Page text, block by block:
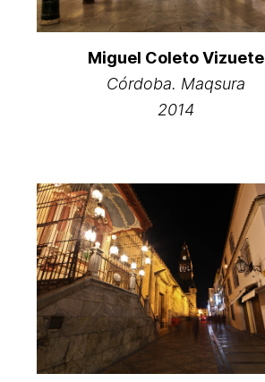
Miguel Coleto Vizuete
Córdoba. Maqsura
2014